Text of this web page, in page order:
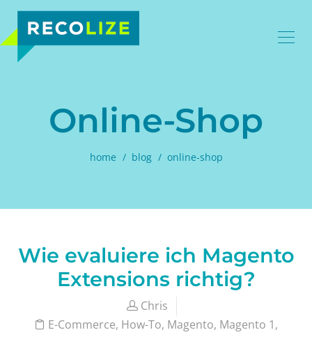
Online-Shop
home blog online-shop
Wie evaluiere ich Magento
Extensions richtig?
Chris
E-Commerce, How-To, Magento, Magento 1,